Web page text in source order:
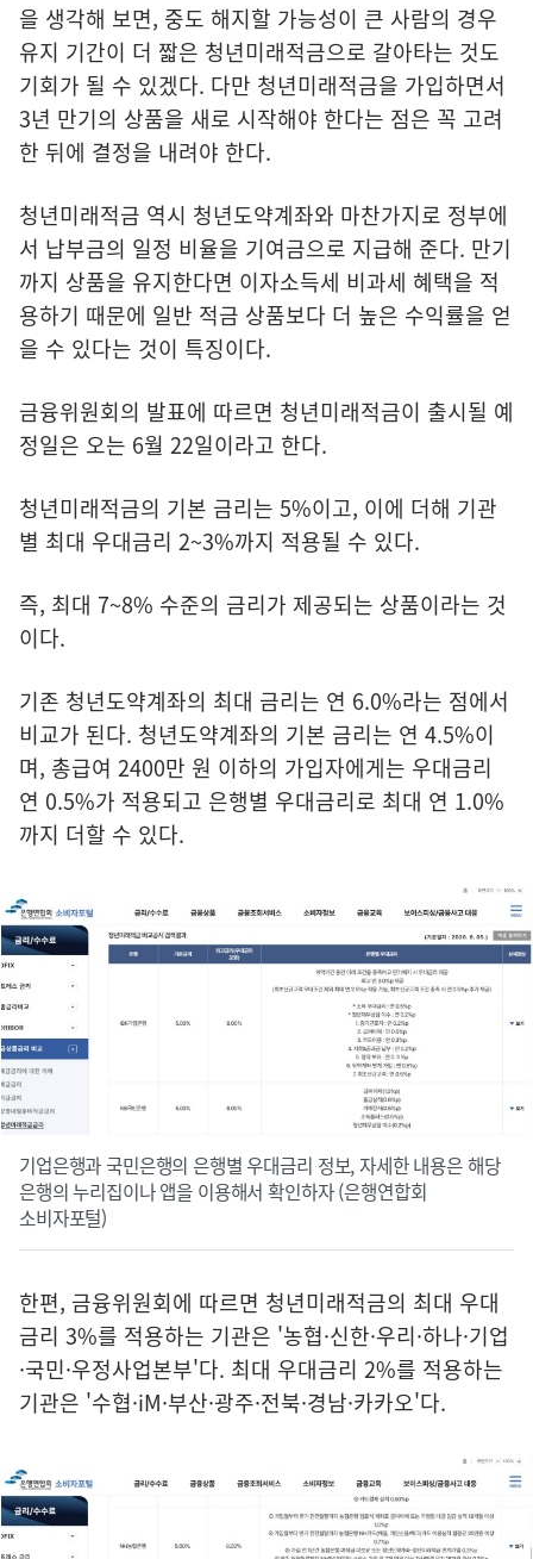
을 생각해 보면, 중도 해지할 가능성이 큰 사람의 경우
유지 기간이 더 짧은 청년미래적금으로 갈아타는 것도
기회가 될 수 있겠다. 다만 청년미래적금을 가입하면서
3년 만기의 상품을 새로 시작해야 한다는 점은 꼭 고려
한 뒤에 결정을 내려야 한다.
청년미래적금 역시 청년도약계좌와 마찬가지로 정부에
서 납부금의 일정 비율을 기여금으로 지급해 준다. 만기
까지 상품을 유지한다면 이자소득세 비과세 혜택을 적
용하기 때문에 일반 적금 상품보다 더 높은 수익률을 얻
을 수 있다는 것이 특징이다.
금융위원회의 발표에 따르면 청년미래적금이 출시될 예
정일은 오는 6월 22일이라고 한다.
청년미래적금의 기본 금리는 5%이고, 이에 더해 기관
별 최대 우대금리 2~3%까지 적용될 수 있다.
즉, 최대 7~8% 수준의 금리가 제공되는 상품이라는 것
이다.
기존 청년도약계좌의 최대 금리는 연 6.0%라는 점에서
비교가 된다. 청년도약계좌의 기본 금리는 연 4.5%이
며, 총급여 2400만 원 이하의 가입자에게는 우대금리
연 0.5%가 적용되고 은행별 우대금리로 최대 연 1.0%
까지 더할 수 있다.
기업은행과 국민은행의 은행별 우대금리 정보, 자세한 내용은 해당
은행의 누리집이나 앱을 이용해서 확인하자 (은행연합회
소비자포털)
한편, 금융위원회에 따르면 청년미래적금의 최대 우대
금리 3%를 적용하는 기관은 '농협·신한·우리·하나·기업
·국민·우정사업본부'다. 최대 우대금리 2%를 적용하는
기관은 '수협·iM·부산·광주·전북·경남·카카오'다.